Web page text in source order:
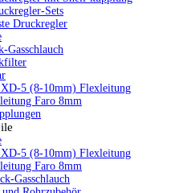
Sets
Druckregler
Gasschlauch
5 (8-10mm) Flexleitung
Faro 8mm
5 (8-10mm) Flexleitung
Faro 8mm
Gasschlauch